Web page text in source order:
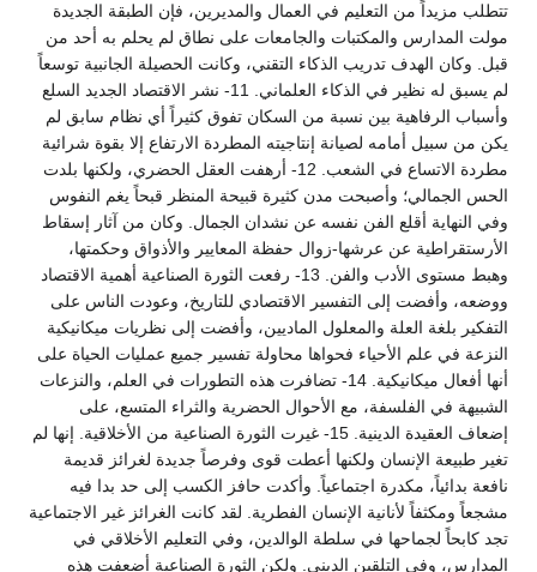
تتطلب مزيداً من التعليم في العمال والمديرين، فإن الطبقة الجديدة
مولت المدارس والمكتبات والجامعات على نطاق لم يحلم به أحد من
قبل. وكان الهدف تدريب الذكاء التقني، وكانت الحصيلة الجانبية توسعاً
لم يسبق له نظير في الذكاء العلماني. 11- نشر الاقتصاد الجديد السلع
وأسباب الرفاهية بين نسبة من السكان تفوق كثيراً أي نظام سابق لم
يكن من سبيل أمامه لصيانة إنتاجيته المطردة الارتفاع إلا بقوة شرائية
مطردة الاتساع في الشعب. 12- أرهفت العقل الحضري، ولكنها بلدت
الحس الجمالي؛ وأصبحت مدن كثيرة قبيحة المنظر قبحاً يغم النفوس
وفي النهاية أقلع الفن نفسه عن نشدان الجمال. وكان من آثار إسقاط
الأرستقراطية عن عرشها-زوال حفظة المعايير والأذواق وحكمتها،
وهبط مستوى الأدب والفن. 13- رفعت الثورة الصناعية أهمية الاقتصاد
ووضعه، وأفضت إلى التفسير الاقتصادي للتاريخ، وعودت الناس على
التفكير بلغة العلة والمعلول الماديين، وأفضت إلى نظريات ميكانيكية
النزعة في علم الأحياء فحواها محاولة تفسير جميع عمليات الحياة على
أنها أفعال ميكانيكية. 14- تضافرت هذه التطورات في العلم، والنزعات
الشبيهة في الفلسفة، مع الأحوال الحضرية والثراء المتسع، على
إضعاف العقيدة الدينية. 15- غيرت الثورة الصناعية من الأخلاقية. إنها لم
تغير طبيعة الإنسان ولكنها أعطت قوى وفرصاً جديدة لغرائز قديمة
نافعة بدائياً، مكدرة اجتماعياً. وأكدت حافز الكسب إلى حد بدا فيه
مشجعاً ومكثفاً لأنانية الإنسان الفطرية. لقد كانت الغرائز غير الاجتماعية
تجد كابحاً لجماحها في سلطة الوالدين، وفي التعليم الأخلاقي في
المدارس، وفي التلقين الديني. ولكن الثورة الصناعية أضعفت هذه